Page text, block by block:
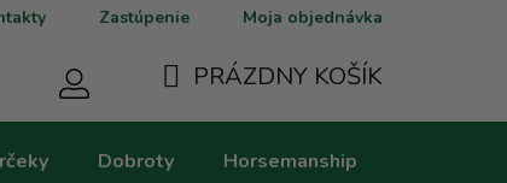
Zastúpenie Moja objednávka
KOŠÍK
PRÁZDNY KOŠÍK
Dobroty Horsemanship